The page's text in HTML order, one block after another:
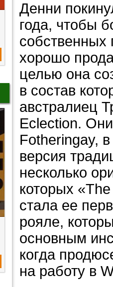
Денни
года, чтобы
собственных
хорошо
целью она
в состав
австралиец
Eclection.
Fotheringay,
версия
несколько
которых
стала ее
рояле,
основным
когда
на работу в